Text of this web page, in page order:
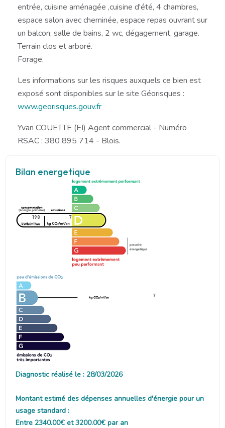
entrée, cuisine aménagée ,cuisine d'été, 4 chambres,
espace salon avec cheminée, espace repas ouvrant sur
un balcon, salle de bains, 2 wc, dégagement, garage.
Terrain clos et arboré.
Forage.
Les informations sur les risques auxquels ce bien est
exposé sont disponibles sur le site Géorisques :
www.georisques.gouv.fr
Yvan COUETTE (EI) Agent commercial - Numéro
RSAC : 380 895 714 - Blois.
Bilan energetique
198 7
7
Diagnostic réalisé le : 28/03/2026
Montant estimé des dépenses annuelles d'énergie pour un
usage standard :
Entre 2340.00€ et 3200.00€ par an